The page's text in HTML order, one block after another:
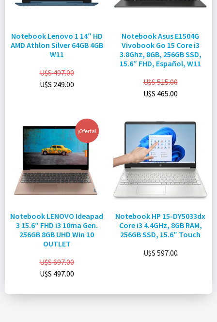
Notebook Lenovo 1 14″ HD
AMD Athlon Silver 64GB 4GB
W11
U$S497.00
U$S 249.00
Notebook Asus E1504G
Vivobook Go 15 Core i3
3.8Ghz, 8GB, 256GB SSD,
15.6″ FHD, Español, W11
U$S515.00
U$S 465.00
¡Oferta!
Notebook LENOVO Ideapad
3 15.6″ FHD i3 10ma Gen.
256GB 8GB UHD Win 10
OUTLET
U$S697.00
U$S 497.00
Notebook HP 15-DY5033dx
Core i3 4.4GHz, 8GB RAM,
256GB SSD, 15.6″ Touch
U$S 597.00